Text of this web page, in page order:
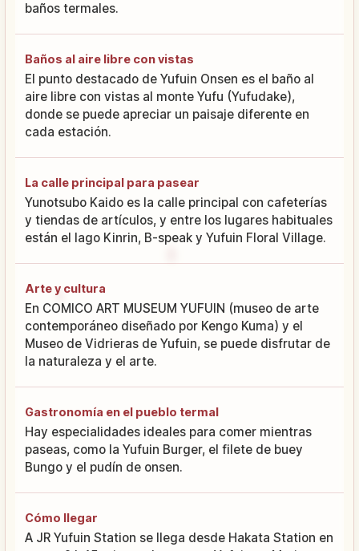
baños termales.
Baños al aire libre con vistas
El punto destacado de Yufuin Onsen es el baño al
aire libre con vistas al monte Yufu (Yufudake),
donde se puede apreciar un paisaje diferente en
cada estación.
La calle principal para pasear
Yunotsubo Kaido es la calle principal con cafeterías
y tiendas de artículos, y entre los lugares habituales
están el lago Kinrin, B-speak y Yufuin Floral Village.
Arte y cultura
En COMICO ART MUSEUM YUFUIN (museo de arte
contemporáneo diseñado por Kengo Kuma) y el
Museo de Vidrieras de Yufuin, se puede disfrutar de
la naturaleza y el arte.
Gastronomía en el pueblo termal
Hay especialidades ideales para comer mientras
paseas, como la Yufuin Burger, el filete de buey
Bungo y el pudín de onsen.
Cómo llegar
A JR Yufuin Station se llega desde Hakata Station en